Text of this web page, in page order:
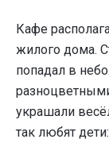
Кафе
жилого дома.
попадал в
украшали
так любят